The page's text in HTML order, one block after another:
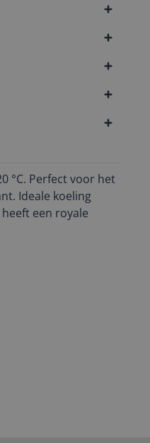
°C. Perfect voor het
Ideale koeling
een royale